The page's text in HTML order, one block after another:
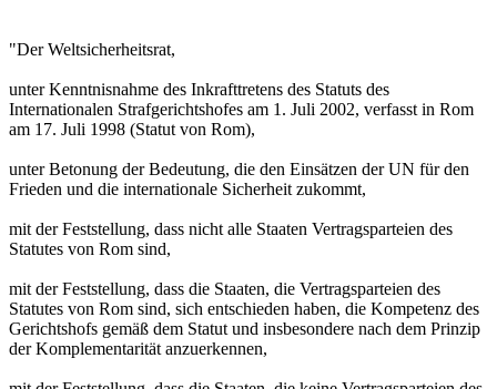
"Der Weltsicherheitsrat,
unter Kenntnisnahme des Inkrafttretens des Statuts des
Internationalen Strafgerichtshofes am 1. Juli 2002, verfasst in Rom
am 17. Juli 1998 (Statut von Rom),
unter Betonung der Bedeutung, die den Einsätzen der UN für den
Frieden und die internationale Sicherheit zukommt,
mit der Feststellung, dass nicht alle Staaten Vertragsparteien des
Statutes von Rom sind,
mit der Feststellung, dass die Staaten, die Vertragsparteien des
Statutes von Rom sind, sich entschieden haben, die Kompetenz des
Gerichtshofs gemäß dem Statut und insbesondere nach dem Prinzip
der Komplementarität anzuerkennen,